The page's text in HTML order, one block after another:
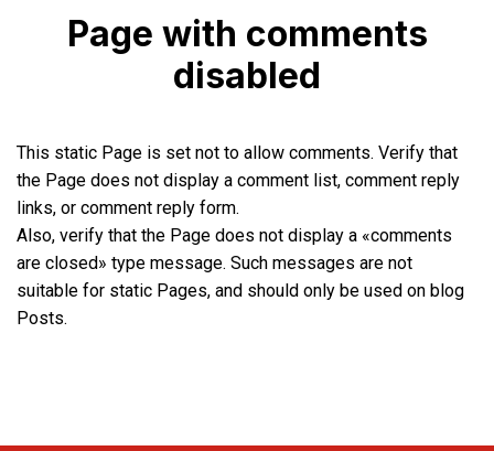
Page with comments
disabled
This static Page is set not to allow comments. Verify that
the Page does not display a comment list, comment reply
links, or comment reply form.
Also, verify that the Page does not display a «comments
are closed» type message. Such messages are not
suitable for static Pages, and should only be used on blog
Posts.